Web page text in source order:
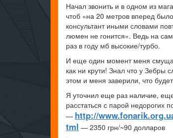
Начал звонить и в одном из
чтоб «на 20 метров вперед
консультант иными словами
люмен не гонится». Ведь на
раз в году мб высокие/турбо.
И еще один момент меня
как ни крути! Знал что у Зебры
этом и меня заверили, что
Я уточнил еще раз наличие,
расстаться с парой недорогих
— http://
tml — 2350 грн/~90 долларов